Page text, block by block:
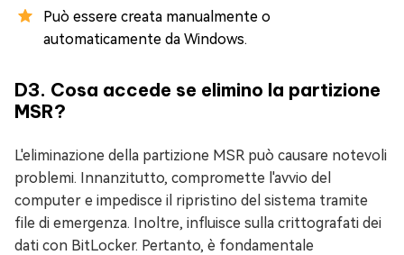
Può essere creata manualmente o
automaticamente da Windows.
D3. Cosa accede se elimino la partizione
MSR?
L'eliminazione della partizione MSR può causare notevoli
problemi. Innanzitutto, compromette l'avvio del
computer e impedisce il ripristino del sistema tramite
file di emergenza. Inoltre, influisce sulla crittografati dei
dati con BitLocker. Pertanto, è fondamentale